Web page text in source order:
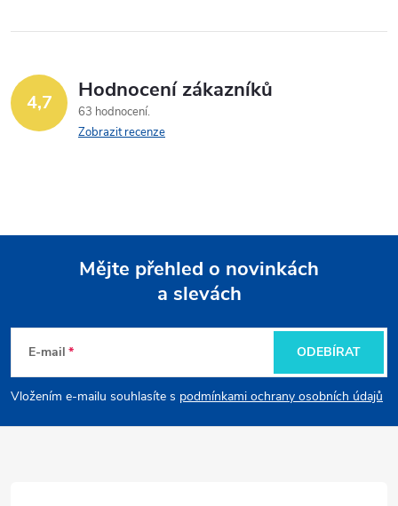
4,7 Hodnocení zákazníků
63 hodnocení
Zobrazit recenze
p
Mějte přehled o novinkách
a slevách
E-mail
Vložením e-mailu souhlasíte s podmínkami ochrany osobních údajů
ODEBÍRAT